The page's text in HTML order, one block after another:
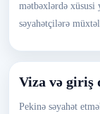
mətbəxlərdə
səyahətçilərə
Viza və giriş
Pekinə səyahət